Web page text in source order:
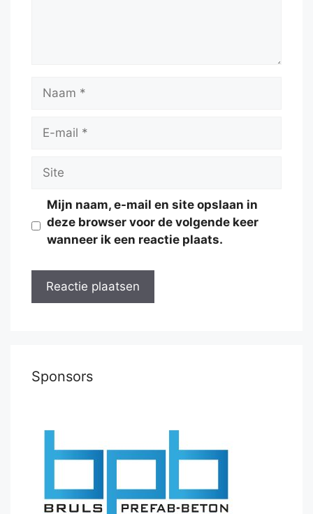
Naam
Site
Mijn naam, e-mail en site opslaan in
deze browser voor de volgende keer
wanneer ik een reactie plaats.
Sponsors